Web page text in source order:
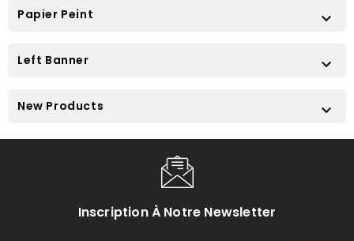
Papier Peint 
Left Banner 
New Products 
Inscription À Notre Newsletter